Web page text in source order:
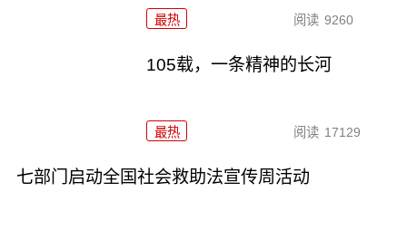
最热 阅读 9260
105载，一条精神的长河
最热 阅读 17129
七部门启动全国社会救助法宣传周活动